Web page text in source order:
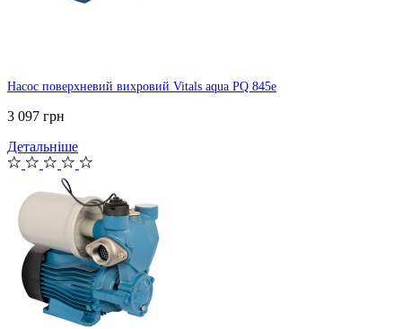
Насос поверхневий вихровий Vitals aqua PQ 845e
3 097 грн
Детальніше